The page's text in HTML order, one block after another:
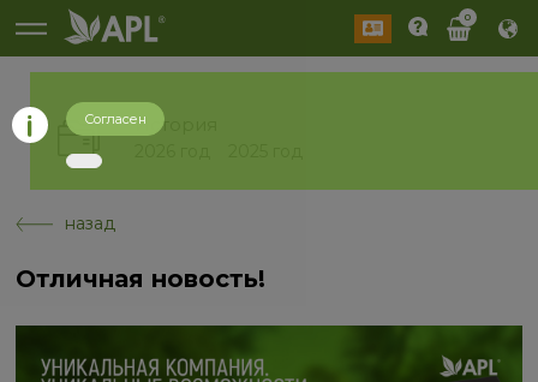
0
История
назад
Отличная новость!
Согласен